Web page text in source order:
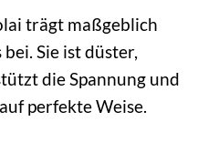
trägt maßgeblich
Sie ist düster,
die Spannung und
perfekte Weise.